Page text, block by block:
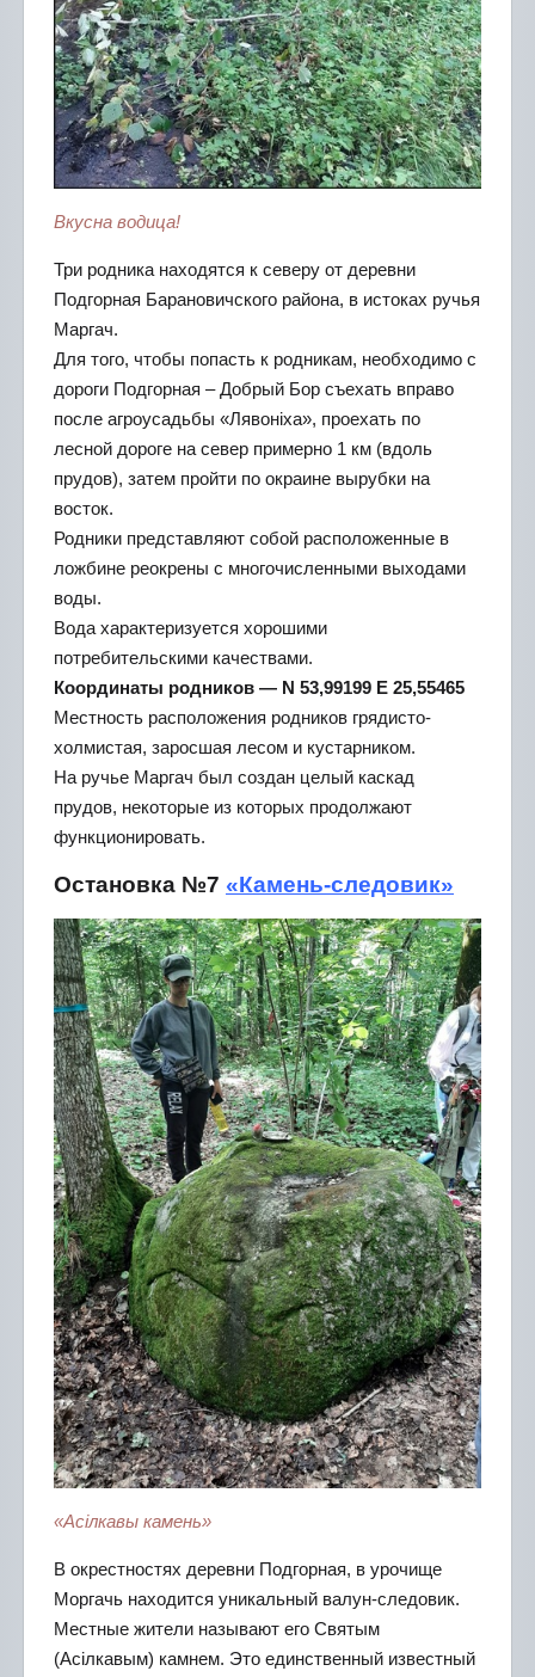
Вкусна водица!
Три родника находятся к северу от деревни
Подгорная Барановичского района, в истоках ручья
Маргач.
Для того, чтобы попасть к родникам, необходимо с
дороги Подгорная – Добрый Бор съехать вправо
после агроусадьбы «Лявоніха», проехать по
лесной дороге на север примерно 1 км (вдоль
прудов), затем пройти по окраине вырубки на
восток.
Родники представляют собой расположенные в
ложбине реокрены с многочисленными выходами
воды.
Вода характеризуется хорошими
потребительскими качествами.
Координаты родников — N 53,99199 E 25,55465
Местность расположения родников грядисто-
холмистая, заросшая лесом и кустарником.
На ручье Маргач был создан целый каскад
прудов, некоторые из которых продолжают
функционировать.
Остановка №7 «Камень-следовик»
«Асілкавы камень»
В окрестностях деревни Подгорная, в урочище
Моргачь находится уникальный валун-следовик.
Местные жители называют его Святым
(Асілкавым) камнем. Это единственный известный